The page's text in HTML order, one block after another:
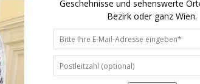
Geschehnisse und sehenswerte
Bezirk oder ganz Wien.